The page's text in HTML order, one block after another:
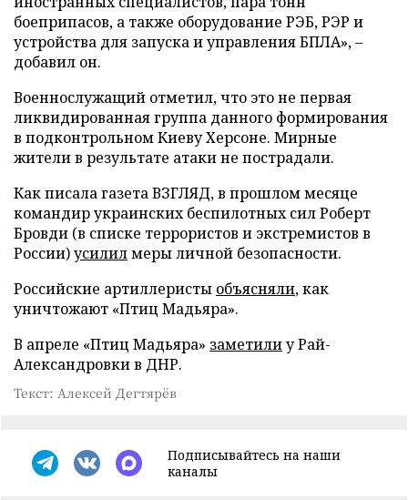
боеприпасов, а также оборудование РЭБ, РЭР и
устройства для запуска и управления БПЛА», –
добавил он.
Военнослужащий отметил, что это не первая
ликвидированная группа данного формирования
в подконтрольном Киеву Херсоне. Мирные
жители в результате атаки не пострадали.
Как писала газета ВЗГЛЯД, в прошлом месяце
командир украинских беспилотных сил Роберт
Бровди (в списке террористов и экстремистов в
России)усилилмеры личной безопасности.
Российские артиллеристы объясняли, как
уничтожают «Птиц Мадьяра».
В апреле «Птиц Мадьяра» заметилиу Рай-
Александровки в ДНР.
Текст: Алексей Дегтярёв
Подписывайтесь на наши
каналы